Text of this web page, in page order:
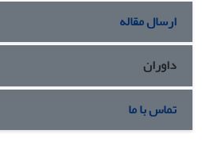
ارسال مقاله
داوران
تماس با ما